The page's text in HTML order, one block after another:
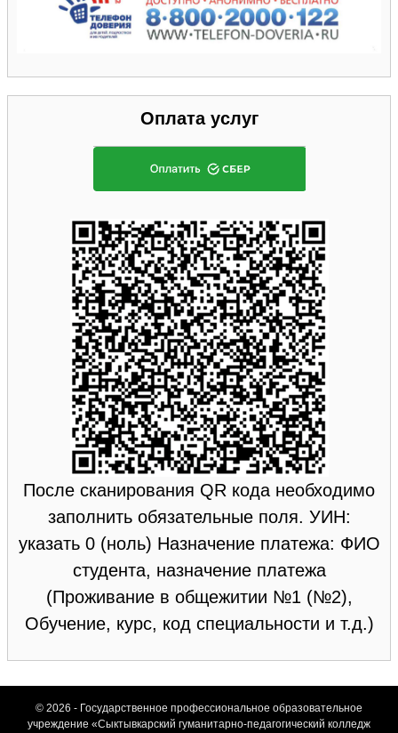
Оплата услуг
После сканирования QR кода необходимо
заполнить обязательные поля. УИН:
указать 0 (ноль) Назначение платежа: ФИО
студента, назначение платежа
(Проживание в общежитии №1 (№2),
Обучение, курс, код специальности и т.д.)
© 2026 - Государственное профессиональное образовательное
учреждение «Сыктывкарский гуманитарно-педагогический колледж